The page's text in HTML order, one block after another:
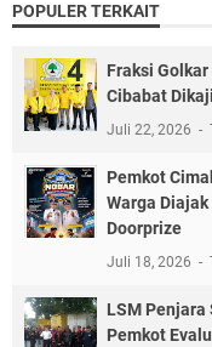
POPULER TERKAIT
Fraksi Golkar
Cibabat
Juli 22, 2026
Pemkot
Warga
Doorprize
Juli 18, 2026
LSM Penjara
Pemkot